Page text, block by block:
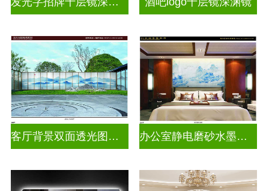
客厅背景双面透光图案水墨画玻璃 办公室静电磨砂水墨山水画玻璃